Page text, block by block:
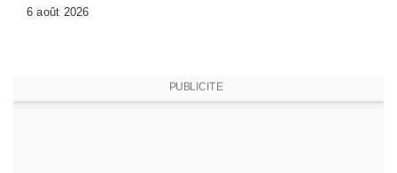
6 août 2026
PUBLICITE